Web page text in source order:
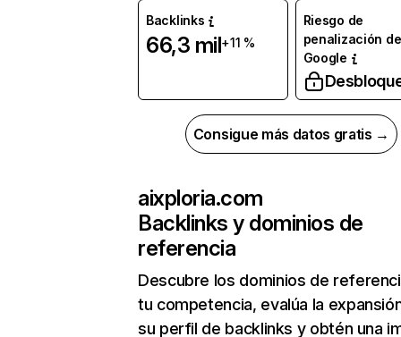
Backlinks
66,3 mil+11 %
Riesgo de
penalización de
Google
Consigue más datos gratis →
aixploria.com
Backlinks y dominios de
referencia
Descubre los dominios de
tu competencia, evalúa la
su perfil de backlinks y obtén una